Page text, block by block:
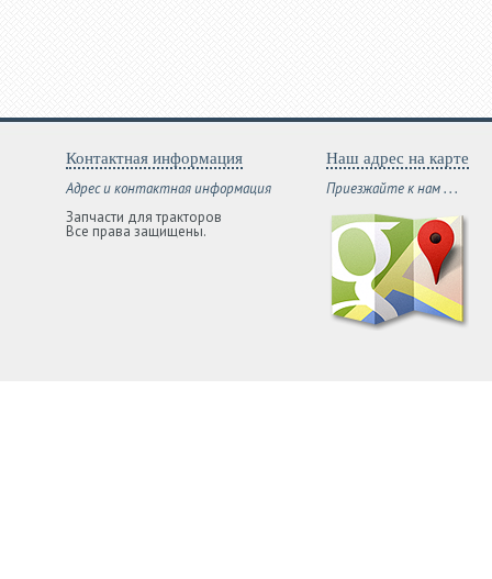
Контактная информация
Адрес и контактная информация
Запчасти для тракторов
Все права защищены.
Наш адрес на карте
Приезжайте к нам . . .